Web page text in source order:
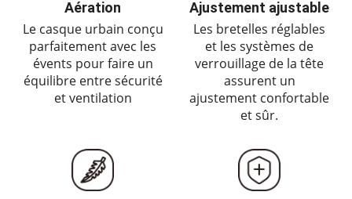
Aération
Le casque urbain conçu
parfaitement avec les
évents pour faire un
équilibre entre sécurité
et ventilation
Ajustement ajustable
Les bretelles réglables
et les systèmes de
verrouillage de la tête
assurent un
ajustement confortable
et sûr.